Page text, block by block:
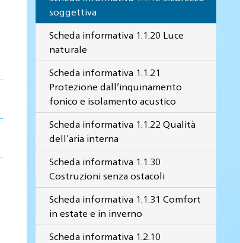
soggettiva
Scheda informativa 1.1.20 Luce
naturale
Scheda informativa 1.1.21
Protezione dall’inquinamento
fonico e isolamento acustico
Scheda informativa 1.1.22 Qualità
dell’aria interna
Scheda informativa 1.1.30
Costruzioni senza ostacoli
Scheda informativa 1.1.31 Comfort
in estate e in inverno
Scheda informativa 1.2.10